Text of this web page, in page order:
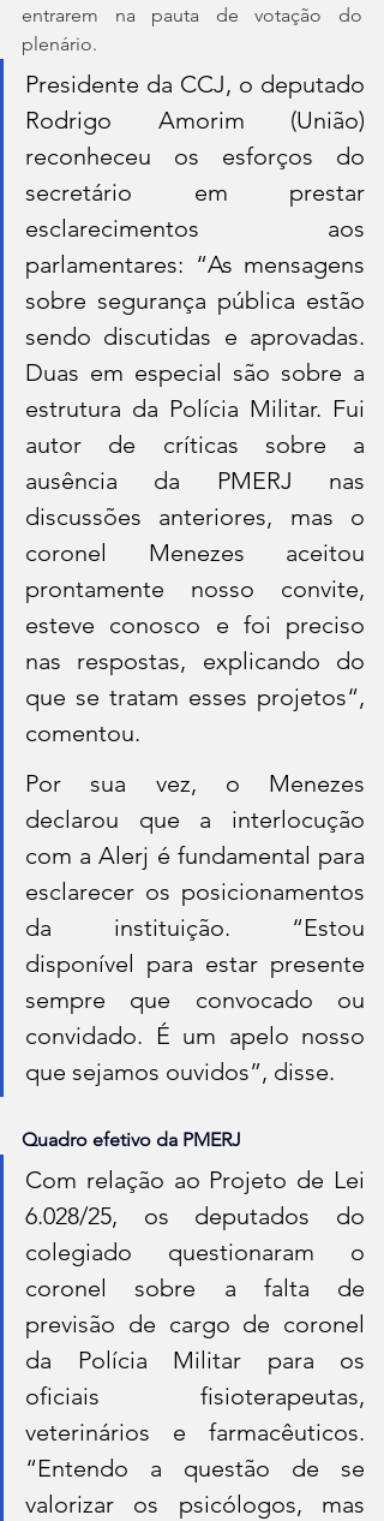
entrarem na pauta de votação do
plenário.
Presidente da CCJ, o deputado
Rodrigo Amorim (União)
reconheceu os esforços do
secretário em prestar
esclarecimentos aos
parlamentares: “As mensagens
sobre segurança pública estão
sendo discutidas e aprovadas.
Duas em especial são sobre a
estrutura da Polícia Militar. Fui
autor de críticas sobre a
ausência da PMERJ nas
discussões anteriores, mas o
coronel Menezes aceitou
prontamente nosso convite,
esteve conosco e foi preciso
nas respostas, explicando do
que se tratam esses projetos“,
comentou.
Por sua vez, o Menezes
declarou que a interlocução
com a Alerj é fundamental para
esclarecer os posicionamentos
da instituição. “Estou
disponível para estar presente
sempre que convocado ou
convidado. É um apelo nosso
que sejamos ouvidos”, disse.
Quadro efetivo da PMERJ
Com relação ao Projeto de Lei
6.028/25, os deputados do
colegiado questionaram o
coronel sobre a falta de
previsão de cargo de coronel
da Polícia Militar para os
oficiais fisioterapeutas,
veterinários e farmacêuticos.
“Entendo a questão de se
valorizar os psicólogos, mas